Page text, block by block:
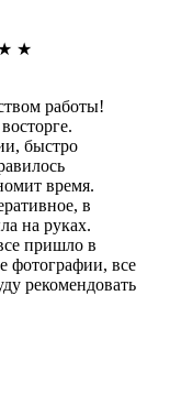
★
работы!
быстро
время.
в
на руках.
пришло в
фотографии, все
рекомендовать